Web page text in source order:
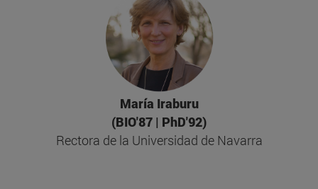
María Iraburu
(BIO'87 | PhD'92)
Rectora de la Universidad de Navarra